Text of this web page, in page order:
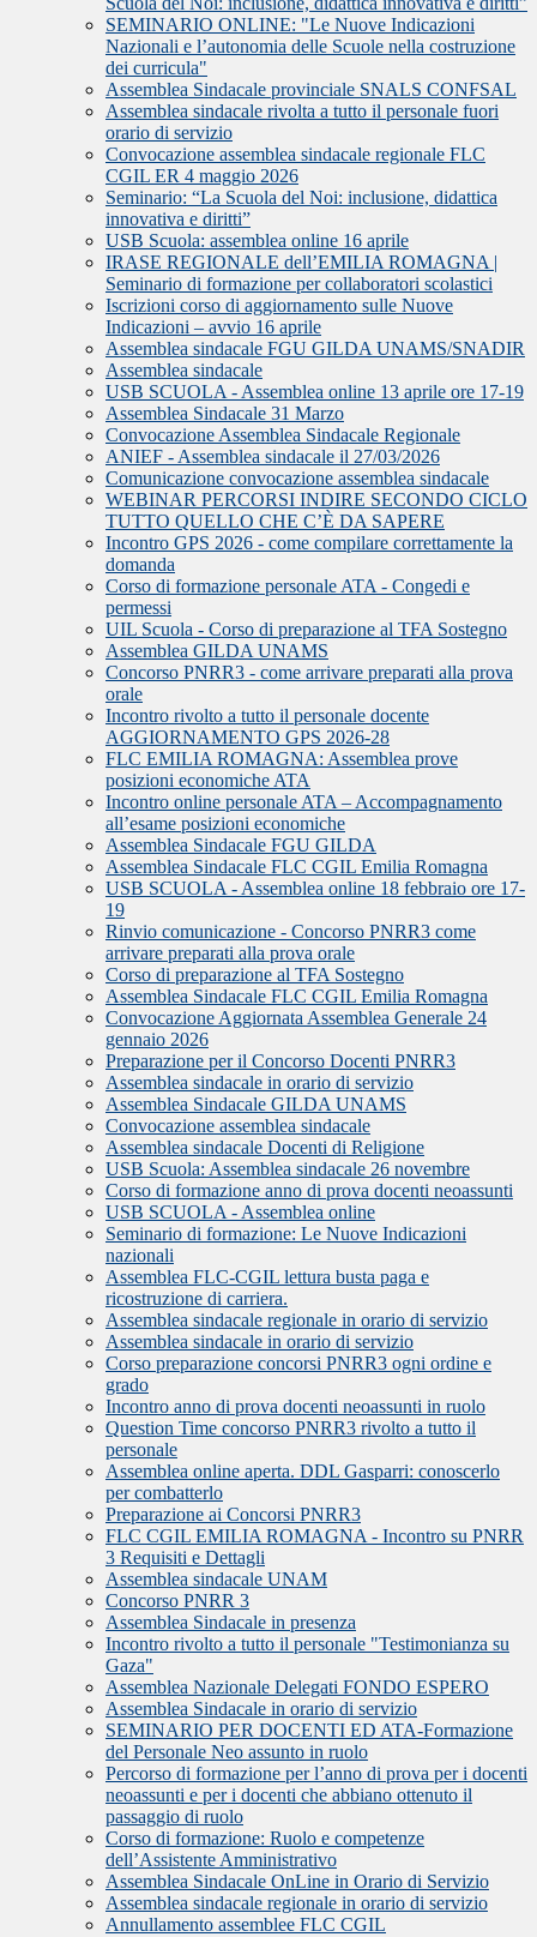
SEMINARIO ONLINE: "Le Nuove Indicazioni
Nazionali e l’autonomia delle Scuole nella costruzione
dei curricula"
Assemblea Sindacale provinciale SNALS CONFSAL
Assemblea sindacale rivolta a tutto il personale fuori
orario di servizio
Convocazione assemblea sindacale regionale FLC
CGIL ER 4 maggio 2026
Seminario: “La Scuola del Noi: inclusione, didattica
innovativa e diritti”
USB Scuola: assemblea online 16 aprile
IRASE REGIONALE dell’EMILIA ROMAGNA |
Seminario di formazione per collaboratori scolastici
Iscrizioni corso di aggiornamento sulle Nuove
Indicazioni – avvio 16 aprile
Assemblea sindacale FGU GILDA UNAMS/SNADIR
Assemblea sindacale
USB SCUOLA - Assemblea online 13 aprile ore 17-19
Assemblea Sindacale 31 Marzo
Convocazione Assemblea Sindacale Regionale
ANIEF - Assemblea sindacale il 27/03/2026
Comunicazione convocazione assemblea sindacale
WEBINAR PERCORSI INDIRE SECONDO CICLO
TUTTO QUELLO CHE C’È DA SAPERE
Incontro GPS 2026 - come compilare correttamente la
domanda
Corso di formazione personale ATA - Congedi e
permessi
UIL Scuola - Corso di preparazione al TFA Sostegno
Assemblea GILDA UNAMS
Concorso PNRR3 - come arrivare preparati alla prova
orale
Incontro rivolto a tutto il personale docente
AGGIORNAMENTO GPS 2026-28
FLC EMILIA ROMAGNA: Assemblea prove
posizioni economiche ATA
Incontro online personale ATA – Accompagnamento
all’esame posizioni economiche
Assemblea Sindacale FGU GILDA
Assemblea Sindacale FLC CGIL Emilia Romagna
USB SCUOLA - Assemblea online 18 febbraio ore 17-
19
Rinvio comunicazione - Concorso PNRR3 come
arrivare preparati alla prova orale
Corso di preparazione al TFA Sostegno
Assemblea Sindacale FLC CGIL Emilia Romagna
Convocazione Aggiornata Assemblea Generale 24
gennaio 2026
Preparazione per il Concorso Docenti PNRR3
Assemblea sindacale in orario di servizio
Assemblea Sindacale GILDA UNAMS
Convocazione assemblea sindacale
Assemblea sindacale Docenti di Religione
USB Scuola: Assemblea sindacale 26 novembre
Corso di formazione anno di prova docenti neoassunti
USB SCUOLA - Assemblea online
Seminario di formazione: Le Nuove Indicazioni
nazionali
Assemblea FLC-CGIL lettura busta paga e
ricostruzione di carriera.
Assemblea sindacale regionale in orario di servizio
Assemblea sindacale in orario di servizio
Corso preparazione concorsi PNRR3 ogni ordine e
grado
Incontro anno di prova docenti neoassunti in ruolo
Question Time concorso PNRR3 rivolto a tutto il
personale
Assemblea online aperta. DDL Gasparri: conoscerlo
per combatterlo
Preparazione ai Concorsi PNRR3
FLC CGIL EMILIA ROMAGNA - Incontro su PNRR
3 Requisiti e Dettagli
Assemblea sindacale UNAM
Concorso PNRR 3
Assemblea Sindacale in presenza
Incontro rivolto a tutto il personale "Testimonianza su
Gaza"
Assemblea Nazionale Delegati FONDO ESPERO
Assemblea Sindacale in orario di servizio
SEMINARIO PER DOCENTI ED ATA-Formazione
del Personale Neo assunto in ruolo
Percorso di formazione per l’anno di prova per i docenti
neoassunti e per i docenti che abbiano ottenuto il
passaggio di ruolo
Corso di formazione: Ruolo e competenze
dell’Assistente Amministrativo
Assemblea Sindacale OnLine in Orario di Servizio
Assemblea sindacale regionale in orario di servizio
Annullamento assemblee FLC CGIL